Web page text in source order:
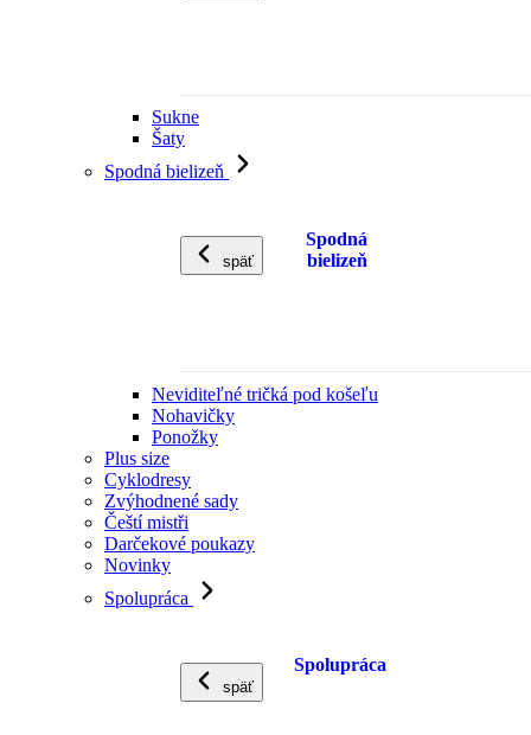
Sukne
Šaty
Spodná bielizeň
späť
Spodná
bielizeň
Neviditeľné tričká pod košeľu
Nohavičky
Ponožky
Plus size
Cyklodresy
Zvýhodnené sady
Čeští mistři
Darčekové poukazy
Novinky
Spolupráca
späť
Spolupráca